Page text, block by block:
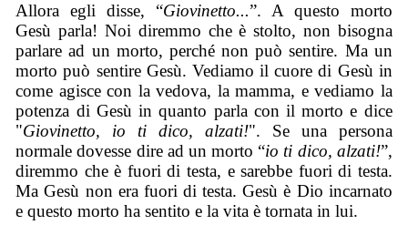
Allora egli disse, “Giovinetto...”. A questo morto
Gesù parla! Noi diremmo che è stolto, non bisogna
parlare ad un morto, perché non può sentire. Ma un
morto può sentire Gesù. Vediamo il cuore di Gesù in
come agisce con la vedova, la mamma, e vediamo la
potenza di Gesù in quanto parla con il morto e dice
"Giovinetto, io ti dico, alzati!". Se una persona
normale dovesse dire ad un morto “io ti dico, alzati!”,
diremmo che è fuori di testa, e sarebbe fuori di testa.
Ma Gesù non era fuori di testa. Gesù è Dio incarnato
e questo morto ha sentito e la vita è tornata in lui.